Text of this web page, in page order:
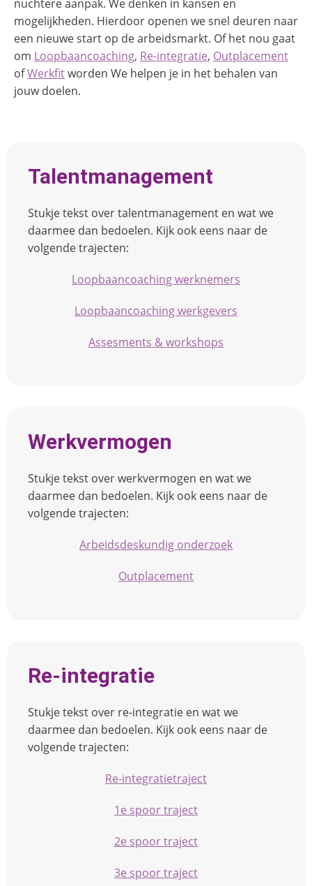
nuchtere aanpak. We denken in kansen en
mogelijkheden. Hierdoor openen we snel deuren naar
een nieuwe start op de arbeidsmarkt. Of het nou gaat
om Loopbaancoaching, Re-integratie, Outplacement
ofWerkfitworden We helpen je in het behalen van
jouw doelen.
Talentmanagement
Stukje tekst over talentmanagement en wat we
daarmee dan bedoelen. Kijk ook eens naar de
volgende trajecten:
Loopbaancoaching werknemers
Loopbaancoaching werkgevers
Assesments & workshops
Werkvermogen
Stukje tekst over werkvermogen en wat we
daarmee dan bedoelen. Kijk ook eens naar de
volgende trajecten:
Arbeidsdeskundig onderzoek
Outplacement
Re-integratie
Stukje tekst over re-integratie en wat we
daarmee dan bedoelen. Kijk ook eens naar de
volgende trajecten:
Re-integratietraject
1e spoor traject
2e spoor traject
3e spoor traject